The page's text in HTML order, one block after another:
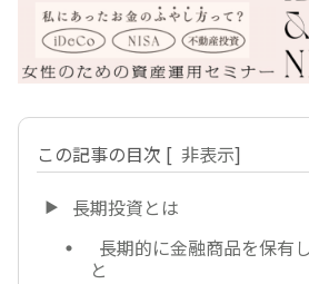
この記事の目次 [ 非表示]
長期投資とは
長期的に金融商品を保有
と